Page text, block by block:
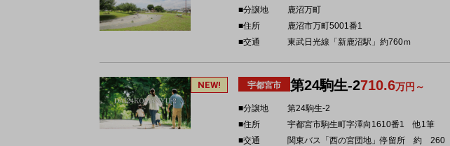
■分譲地
鹿沼万町
■住所
鹿沼市万町5001番1
■交通
東武日光線「新鹿沼駅」約760ｍ
NEW! 宇都宮市 第24駒生-2710.6万円～
■分譲地
第24駒生-2
■住所
宇都宮市駒生町字澤向1610番1 他1筆
■交通
関東バス「西の宮団地」停留所 約 260